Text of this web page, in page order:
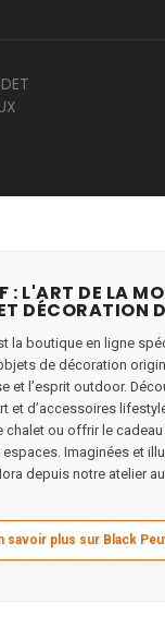
: L'ART DE LA
DÉCORATION
la boutique en ligne
de décoration
et l’esprit outdoor.
et d’accessoires
chalet ou offrir le
Imaginées et
depuis notre atelier